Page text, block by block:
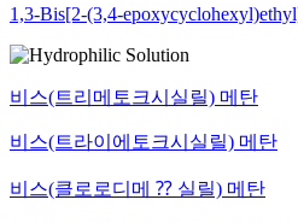
1,3-Bis[2-(3,4-
비스(트리메토크시실릴) 메탄
비스(트라이에토크시실릴) 메탄
비스(클로로디메 ⁇ 실릴) 메탄